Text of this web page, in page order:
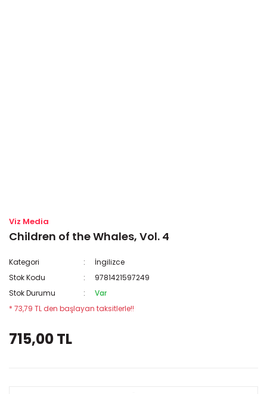
Viz Media
Children of the Whales, Vol. 4
Kategori
İngilizce
Stok Kodu
9781421597249
Stok Durumu
Var
* 73,79 TL den başlayan taksitlerle!!
715,00 TL